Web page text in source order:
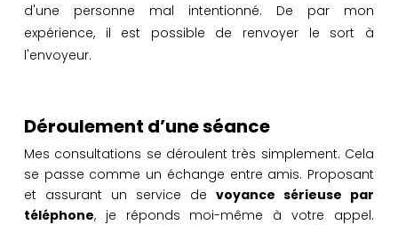
d'une personne mal intentionné. De par mon
expérience, il est possible de renvoyer le sort à
l'envoyeur.
Déroulement d’une séance
Mes consultations se déroulent très simplement. Cela
se passe comme un échange entre amis. Proposant
et assurant un service devoyance sérieuse par
téléphone, je réponds moi-même à votre appel.